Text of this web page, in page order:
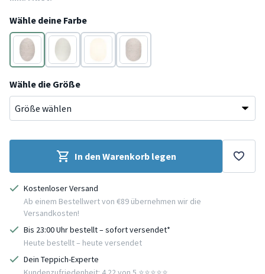
Wähle deine Farbe
Weiß Weiß Weiß
Weiß
Wähle die Größe
In den Warenkorb legen
Kostenloser Versand
Ab einem Bestellwert von €89 übernehmen wir die
Versandkosten!
Bis 23:00 Uhr bestellt – sofort versendet*
Heute bestellt – heute versendet
Dein Teppich-Experte